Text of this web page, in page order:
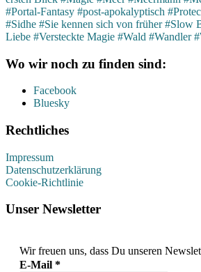
#Portal-Fantasy #post-apokalyptisch
#Sidhe #Sie kennen sich von früher #Slow
Liebe #Versteckte Magie #Wald #Wandler
Wo wir noch zu finden sind:
Facebook
Bluesky
Rechtliches
Impressum
Datenschutzerklärung
Cookie-Richtlinie
Unser Newsletter
Wir freuen uns, dass Du unseren
E-Mail *